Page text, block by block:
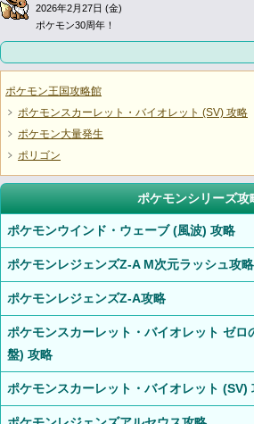
2026年2月27日 (金)
ポケモン30周年！
ポケモン王国攻略館
ポケモンスカーレット・バイオレット (SV) 攻略
ポケモン大量発生
ポリゴン
ポケモンシリーズ攻
ポケモンウインド・ウェーブ (風波) 攻略
ポケモンレジェンズZ-A M次元ラッシュ攻略
ポケモンレジェンズZ-A攻略
ポケモンスカーレット・バイオレット ゼロ
盤) 攻略
ポケモンスカーレット・バイオレット (SV)